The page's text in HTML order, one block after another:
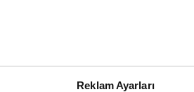
Reklam Ayarları